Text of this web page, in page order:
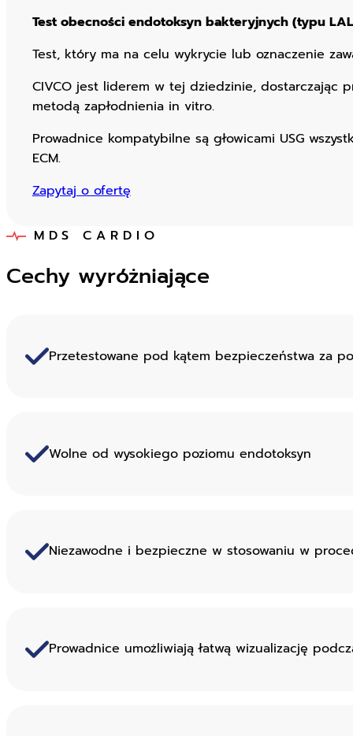
Test obecności endotoksyn bakteryjnych (typu
Test, który ma na celu wykrycie lub oznaczenie
CIVCO jest liderem w tej dziedzinie, dostarczając
metodą zapłodnienia in vitro.
Prowadnice kompatybilne są głowicami USG
ECM.
Zapytaj o ofertę
MDS CARDIO
Cechy wyróżniające
Przetestowane pod kątem bezpieczeństwa za
Wolne od wysokiego poziomu endotoksyn
Niezawodne i bezpieczne w stosowaniu w
Prowadnice umożliwiają łatwą wizualizację